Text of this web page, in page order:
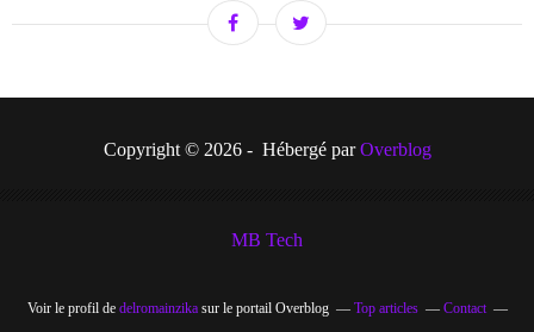
Copyright © 2026 - Hébergé parOverblog
MB Tech
Voir le profil de delromainzikasur le portail Overblog Top articles
Contact